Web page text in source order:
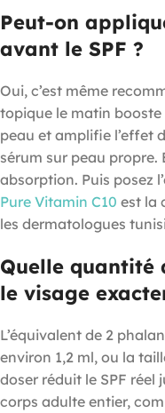
Peut-on
avant le SPF ?
Oui, c’est même
topique le matin
peau et amplifie l’effet
sérum sur peau
absorption. Puis posez
Pure Vitamin C10 est la
les dermatologues
Quelle quantité
le visage
L’équivalent de 2
environ 1,2 ml, ou la
doser réduit le SPF réel
corps adulte entier,